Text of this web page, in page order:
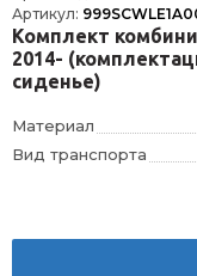
Артикул:
Комплект
2014-
сиденье)
Материал
Вид транспорта